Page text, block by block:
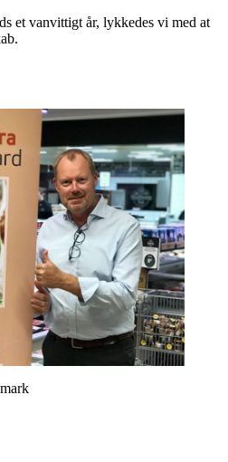
et vanvittigt år, lykkedes vi med at